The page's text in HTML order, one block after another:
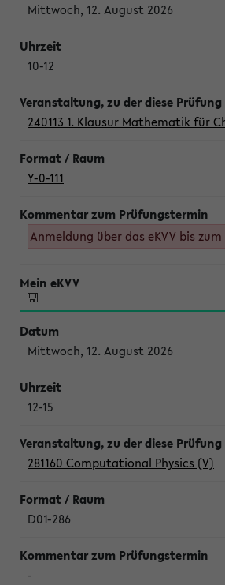
Mittwoch, 12. August 2026
10-12
240113 1. Klausur Mathematik für
Y-0-111
Anmeldung über das eKVV bis zum
Mittwoch, 12. August 2026
12-15
281160 Computational Physics (V)
D01-286
-